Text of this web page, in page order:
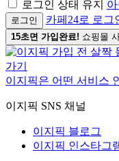
로그인 상태 유지
로그인 카페24로 로그
15초면 가입완료! 쇼핑몰
이지픽은 어떤 서비스
이지픽 SNS 채널
이지픽 블로그
이지픽 인스타그